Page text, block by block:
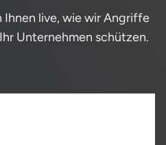
Ihnen live, wie wir Angriffe
Unternehmen schützen.